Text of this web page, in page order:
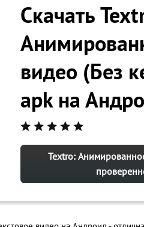
Скачать
видео (Без
apk на
Textro: